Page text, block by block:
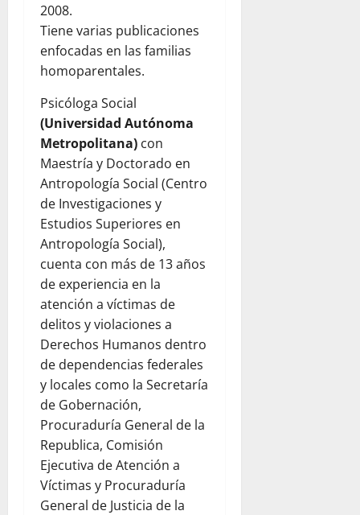
2008.
Tiene varias publicaciones
enfocadas en las familias
homoparentales.
Psicóloga Social
(Universidad Autónoma
Metropolitana) con
Maestría y Doctorado en
Antropología Social (Centro
de Investigaciones y
Estudios Superiores en
Antropología Social),
cuenta con más de 13 años
de experiencia en la
atención a víctimas de
delitos y violaciones a
Derechos Humanos dentro
de dependencias federales
y locales como la Secretaría
de Gobernación,
Procuraduría General de la
Republica, Comisión
Ejecutiva de Atención a
Víctimas y Procuraduría
General de Justicia de la